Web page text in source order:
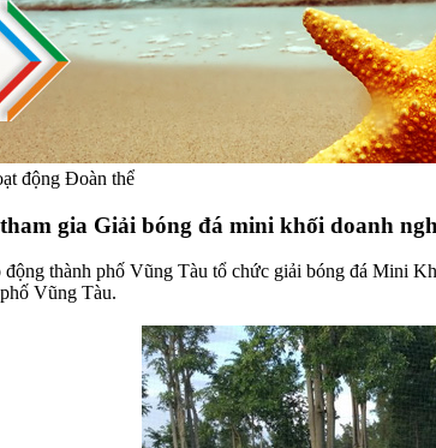
động Đoàn thể
gia Giải bóng đá mini khối doanh
thành phố Vũng Tàu tổ chức giải bóng đá Mini
Vũng Tàu.